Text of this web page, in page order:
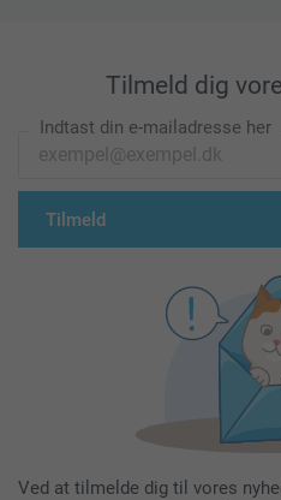
Tilmeld dig
Indtast din e-mailadresse her
Tilmeld
Ved at tilmelde dig til vores